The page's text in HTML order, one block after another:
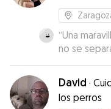
“Una
no se
cariño y
año que
a ser
perritas”
David ·
los perros